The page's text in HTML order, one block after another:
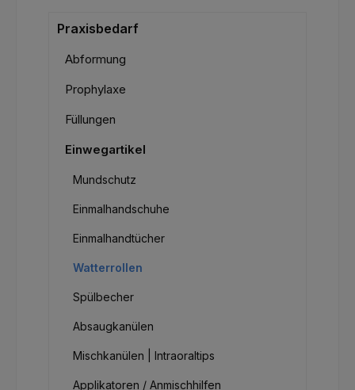
Praxisbedarf
Abformung
Prophylaxe
Füllungen
Einwegartikel
Mundschutz
Einmalhandschuhe
Einmalhandtücher
Watterrollen
Spülbecher
Absaugkanülen
Mischkanülen | Intraoraltips
Applikatoren / Anmischhilfen